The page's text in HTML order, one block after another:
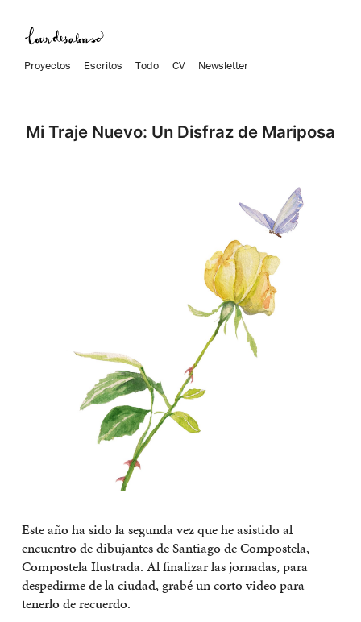
Proyectos Escritos Todo CV Newsletter
Mi Traje Nuevo: Un Disfraz de Mariposa
Este año ha sido la segunda vez que he asistido al
encuentro de dibujantes de Santiago de Compostela,
Compostela Ilustrada. Al finalizar las jornadas, para
despedirme de la ciudad, grabé un corto video para
tenerlo de recuerdo.